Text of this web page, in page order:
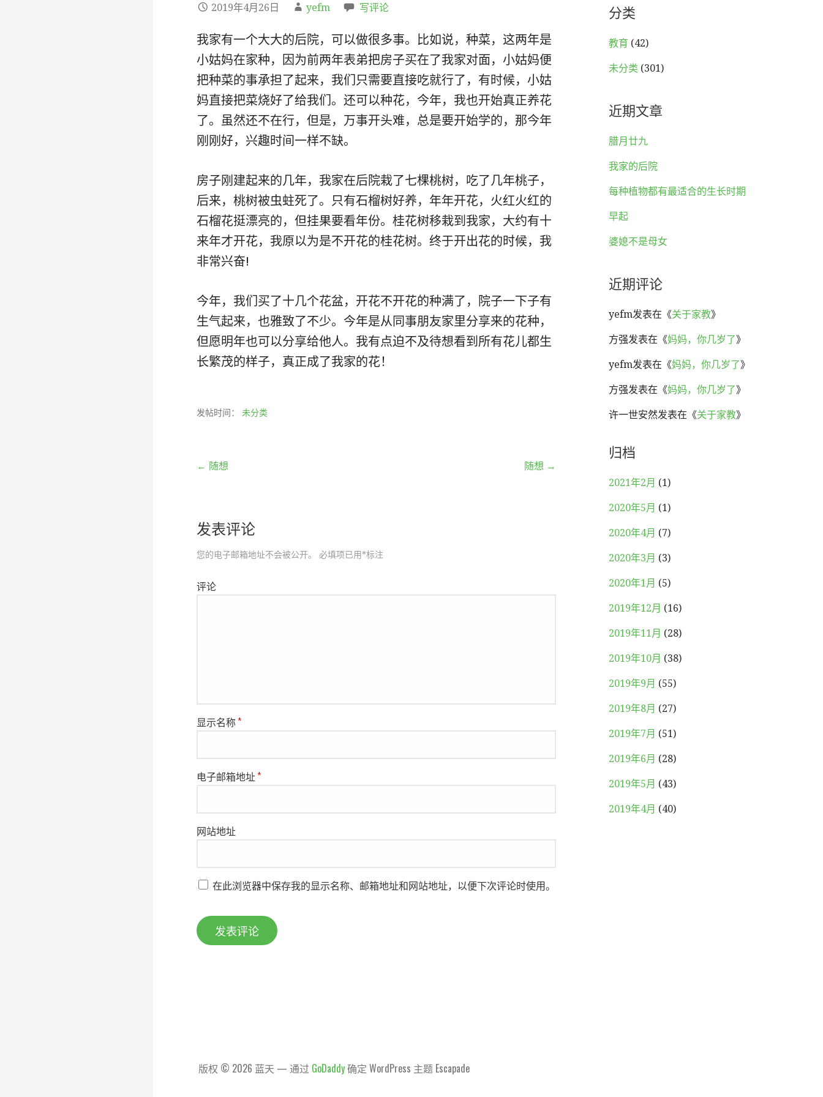
2019年4月26日 yefm 写评论
我家有一个大大的后院，可以做很多事。比如说，种菜，这两年是
小姑妈在家种，因为前两年表弟把房子买在了我家对面，小姑妈便
把种菜的事承担了起来，我们只需要直接吃就行了，有时候，小姑
妈直接把菜烧好了给我们。还可以种花，今年，我也开始真正养花
了。虽然还不在行，但是，万事开头难，总是要开始学的，那今年
刚刚好，兴趣时间一样不缺。
房子刚建起来的几年，我家在后院栽了七棵桃树，吃了几年桃子，
后来，桃树被虫蛀死了。只有石榴树好养，年年开花，火红火红的
石榴花挺漂亮的，但挂果要看年份。桂花树移栽到我家，大约有十
来年才开花，我原以为是不开花的桂花树。终于开出花的时候，我
非常兴奋!
今年，我们买了十几个花盆，开花不开花的种满了，院子一下子有
生气起来，也雅致了不少。今年是从同事朋友家里分享来的花种，
但愿明年也可以分享给他人。我有点迫不及待想看到所有花儿都生
长繁茂的样子，真正成了我家的花！
发帖时间： 未分类
← 随想 随想 →
发表评论
您的电子邮箱地址不会被公开。 必填项已用*标注
评论
显示名称*
电子邮箱地址*
网站地址
在此浏览器中保存我的显示名称、邮箱地址和网站地址，以便下次评论时使用。
分类
教育 (42)
未分类 (301)
近期文章
腊月廿九
我家的后院
每种植物都有最适合的生长时期
早起
婆媳不是母女
近期评论
yefm发表在《关于家教》
方强发表在《妈妈，你几岁了》
yefm发表在《妈妈，你几岁了》
方强发表在《妈妈，你几岁了》
许一世安然发表在《关于家教》
归档
2021年2月 (1)
2020年5月 (1)
2020年4月 (7)
2020年3月 (3)
2020年1月 (5)
2019年12月 (16)
2019年11月 (28)
2019年10月 (38)
2019年9月 (55)
2019年8月 (27)
2019年7月 (51)
2019年6月 (28)
2019年5月 (43)
2019年4月 (40)
版权 © 2026 蓝天 — 通过 GoDaddy确定 WordPress 主题 Escapade